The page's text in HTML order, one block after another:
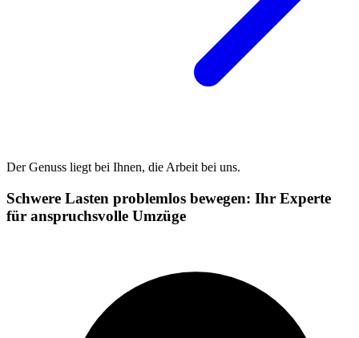
Der Genuss liegt bei Ihnen, die Arbeit bei uns.
Schwere Lasten problemlos bewegen: Ihr Experte
für anspruchsvolle Umzüge